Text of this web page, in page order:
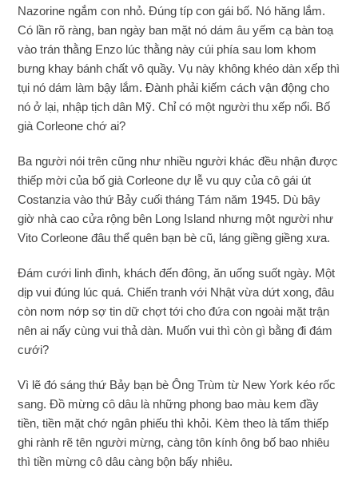
Nazorine ngắm con nhỏ. Đúng típ con gái bố. Nó hăng lắm.
Có lần rõ ràng, ban ngày ban mặt nó dám âu yếm cạ bàn toạ
vào trán thằng Enzo lúc thằng này cúi phía sau lom khom
bưng khay bánh chất vô quầy. Vụ này không khéo dàn xếp thì
tụi nó dám làm bậy lắm. Đành phải kiếm cách vận động cho
nó ở lại, nhập tịch dân Mỹ. Chỉ có một người thu xếp nổi. Bố
già Corleone chớ ai?
Ba người nói trên cũng như nhiều người khác đều nhận được
thiếp mời của bố già Corleone dự lễ vu quy của cô gái út
Costanzia vào thứ Bảy cuối tháng Tám năm 1945. Dù bây
giờ nhà cao cửa rộng bên Long Island nhưng một người như
Vito Corleone đâu thể quên bạn bè cũ, láng giềng giềng xưa.
Đám cưới linh đình, khách đến đông, ăn uống suốt ngày. Một
dịp vui đúng lúc quá. Chiến tranh với Nhật vừa dứt xong, đâu
còn nơm nớp sợ tin dữ chợt tới cho đứa con ngoài mặt trận
nên ai nấy cùng vui thả dàn. Muốn vui thì còn gì bằng đi đám
cưới?
Vì lẽ đó sáng thứ Bảy bạn bè Ông Trùm từ New York kéo rốc
sang. Đồ mừng cô dâu là những phong bao màu kem đầy
tiền, tiền mặt chớ ngân phiếu thì khỏi. Kèm theo là tấm thiếp
ghi rành rẽ tên người mừng, càng tôn kính ông bố bao nhiêu
thì tiền mừng cô dâu càng bộn bấy nhiêu.